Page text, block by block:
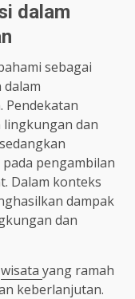
dalam
sebagai
Pendekatan
dan
pengambilan
Dalam konteks
dampak
dan
wisata yang ramah
keberlanjutan.